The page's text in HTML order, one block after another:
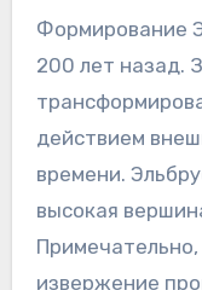
Формирование
200 лет назад.
действием
времени.
высокая
извержение